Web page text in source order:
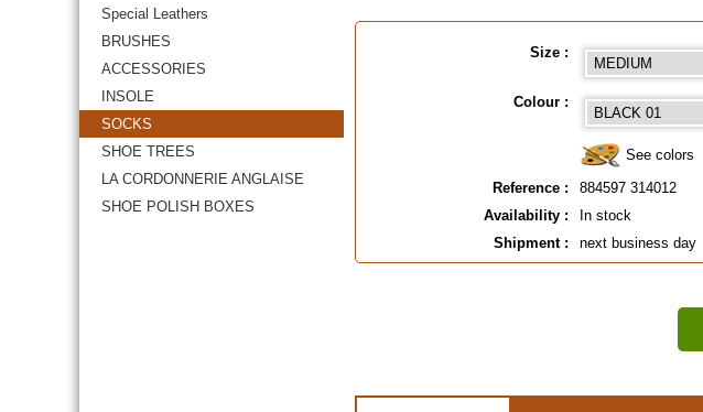
Special Leathers
BRUSHES
ACCESSORIES
INSOLE
SOCKS
SHOE TREES
LA CORDONNERIE ANGLAISE
SHOE POLISH BOXES
Size :
Colour :
See colors
Reference :
884597 314012
Availability :
In stock
Shipment :
next business day